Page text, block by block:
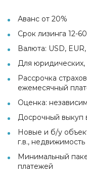
Аванс от 20%
Срок лизинга 12-
Валюта: USD,
Для
Рассрочка
ежемесячный
Оценка:
Досрочный выкуп
Новые и б/у
г.в.,
Минимальный
платежей